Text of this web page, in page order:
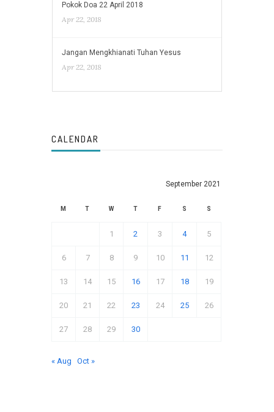
Pokok Doa 22 April 2018
Apr 22, 2018
Jangan Mengkhianati Tuhan Yesus
Apr 22, 2018
CALENDAR
September 2021
M T W T F S S
1 2 3 4 5
6 7 8 9 10 11 12
13 14 15 16 17 18 19
20 21 22 23 24 25 26
27 28 29 30
« Aug Oct »